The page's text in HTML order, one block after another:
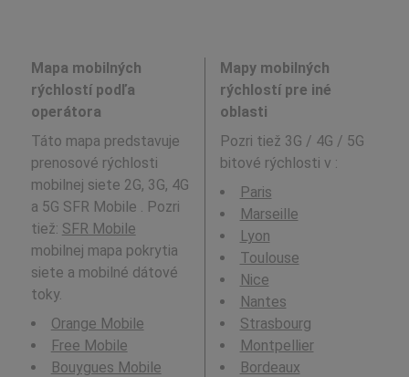
Mapa mobilných
rýchlostí podľa
operátora
Táto mapa predstavuje
prenosové rýchlosti
mobilnej siete 2G, 3G, 4G
a 5G SFR Mobile . Pozri
tiež: SFR Mobile
mobilnej mapa pokrytia
siete a mobilné dátové
toky.
Orange Mobile
Free Mobile
Bouygues Mobile
Mapy mobilných
rýchlostí pre iné
oblasti
Pozri tiež 3G / 4G / 5G
bitové rýchlosti v :
Paris
Marseille
Lyon
Toulouse
Nice
Nantes
Strasbourg
Montpellier
Bordeaux